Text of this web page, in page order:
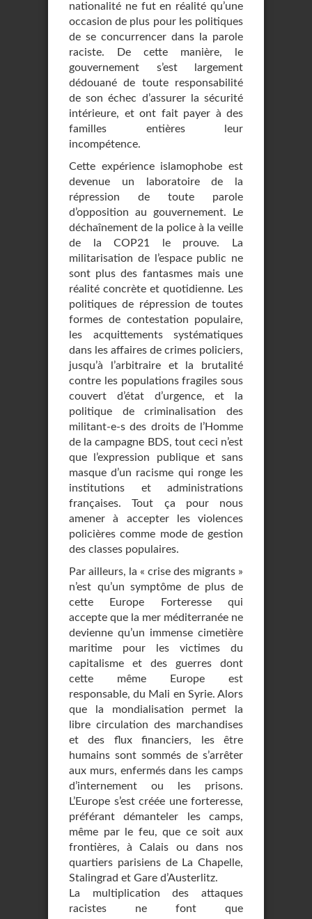
nationalité ne fut en réalité qu’une
occasion de plus pour les politiques
de se concurrencer dans la parole
raciste. De cette manière, le
gouvernement s’est largement
dédouané de toute responsabilité
de son échec d’assurer la sécurité
intérieure, et ont fait payer à des
familles entières leur
incompétence.
Cette expérience islamophobe est
devenue un laboratoire de la
répression de toute parole
d’opposition au gouvernement. Le
déchaînement de la police à la veille
de la COP21 le prouve. La
militarisation de l’espace public ne
sont plus des fantasmes mais une
réalité concrète et quotidienne. Les
politiques de répression de toutes
formes de contestation populaire,
les acquittements systématiques
dans les affaires de crimes policiers,
jusqu’à l’arbitraire et la brutalité
contre les populations fragiles sous
couvert d’état d’urgence, et la
politique de criminalisation des
militant-e-s des droits de l’Homme
de la campagne BDS, tout ceci n’est
que l’expression publique et sans
masque d’un racisme qui ronge les
institutions et administrations
françaises. Tout ça pour nous
amener à accepter les violences
policières comme mode de gestion
des classes populaires.
Par ailleurs, la « crise des migrants »
n’est qu’un symptôme de plus de
cette Europe Forteresse qui
accepte que la mer méditerranée ne
devienne qu’un immense cimetière
maritime pour les victimes du
capitalisme et des guerres dont
cette même Europe est
responsable, du Mali en Syrie. Alors
que la mondialisation permet la
libre circulation des marchandises
et des flux financiers, les être
humains sont sommés de s’arrêter
aux murs, enfermés dans les camps
d’internement ou les prisons.
L’Europe s’est créée une forteresse,
préférant démanteler les camps,
même par le feu, que ce soit aux
frontières, à Calais ou dans nos
quartiers parisiens de La Chapelle,
Stalingrad et Gare d’Austerlitz.
La multiplication des attaques
racistes ne font que